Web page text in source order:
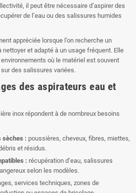
il peut être nécessaire d’aspirer des
de l’eau ou des salissures humides
appréciée lorsque l’on recherche un
et adapté à un usage fréquent. Elle
où le matériel est souvent
des salissures variées.
des aspirateurs eau et
inox répondent à de nombreux besoins
sèches : poussières, cheveux, fibres, miettes,
et résidus.
: récupération d’eau, salissures
selon les modèles.
services techniques, zones de